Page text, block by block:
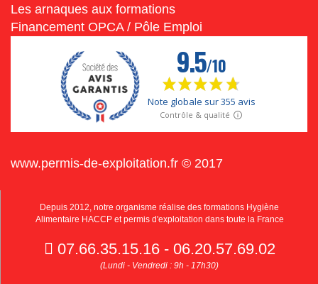
Les arnaques aux formations
Financement OPCA / Pôle Emploi
www.permis-de-exploitation.fr © 2017
Depuis 2012, notre organisme réalise des formations Hygiène
Alimentaire HACCP et permis d'exploitation dans toute la France
07.66.35.15.16 - 06.20.57.69.02
(Lundi - Vendredi : 9h - 17h30)